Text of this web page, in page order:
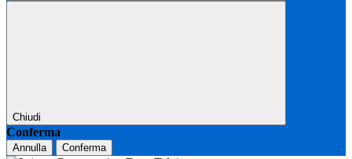
Chiudi
Conferma
Annulla Conferma